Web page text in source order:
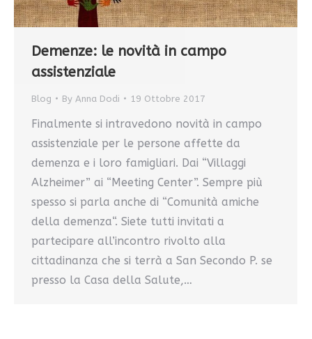
Demenze: le novità in campo
assistenziale
Blog By Anna Dodi 19 Ottobre 2017
Finalmente si intravedono novità in campo
assistenziale per le persone affette da
demenza e i loro famigliari. Dai “Villaggi
Alzheimer” ai “Meeting Center”. Sempre più
spesso si parla anche di “Comunità amiche
della demenza“. Siete tutti invitati a
partecipare all’incontro rivolto alla
cittadinanza che si terrà a San Secondo P. se
presso la Casa della Salute,…